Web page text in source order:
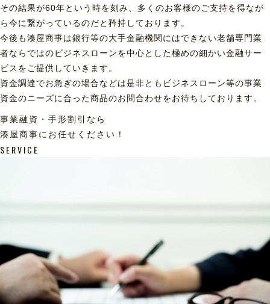
その結果が60年という時を刻み、多くのお客様のご支持を得なが
ら今に繋がっているのだと矜持しております。
今後も湊屋商事は銀行等の大手金融機関にはできない老舗専門業
者ならではのビジネスローンを中心とした極めの細かい金融サー
ビスをご提供していきます。
資金調達でお急ぎの場合などは是非ともビジネスローン等の事業
資金のニーズに合った商品のお問合わせをお待ちしております。
事業融資・手形割引なら
湊屋商事にお任せください！
SERVICE